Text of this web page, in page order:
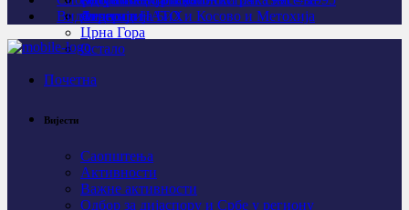
Личности
Агресија НАТО и Косово и Метохија
Федерација БиХ
Црна Гора
Остало
Видео
Почетна
Вијести
Саопштења
Активности
Важне активности
Одбор за дијаспору и Србе у региону